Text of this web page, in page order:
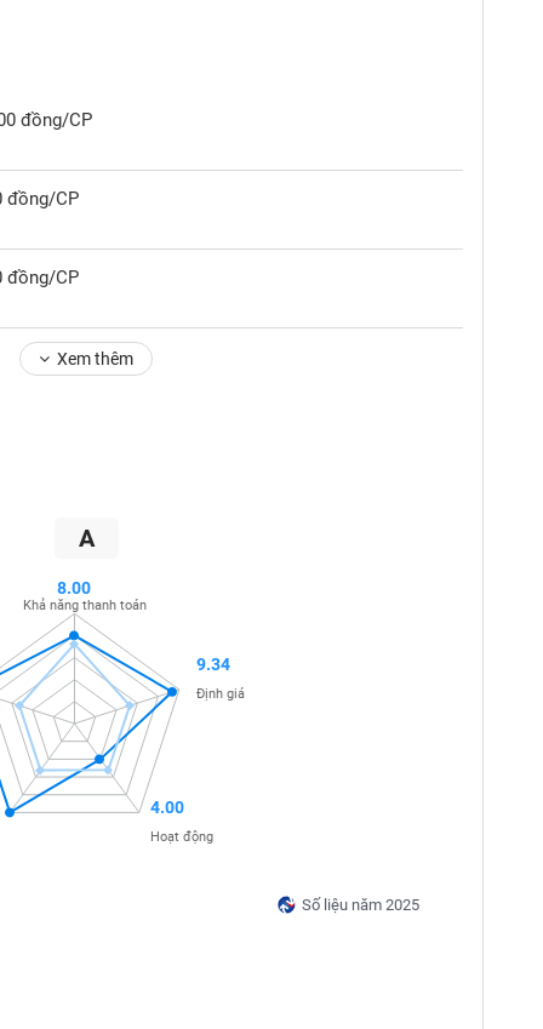
đồng/CP
đồng/CP
đồng/CP
Xem thêm
A
Số liệu năm 2025
8.00
Khả năng thanh toán
9.34
Định giá
4.00
Hoạt động